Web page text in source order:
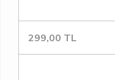
299,00 TL